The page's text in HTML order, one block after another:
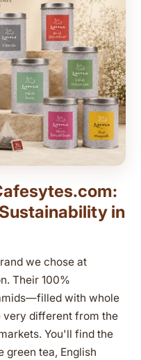
in
we chose at
Their 100%
with whole
different from the
You'll find the
green tea, English